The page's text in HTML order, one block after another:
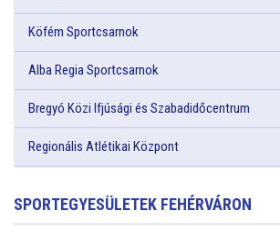
Köfém Sportcsarnok
Alba Regia Sportcsarnok
Bregyó Közi Ifjúsági és Szabadidőcentrum
Regionális Atlétikai Központ
SPORTEGYESÜLETEK FEHÉRVÁRON